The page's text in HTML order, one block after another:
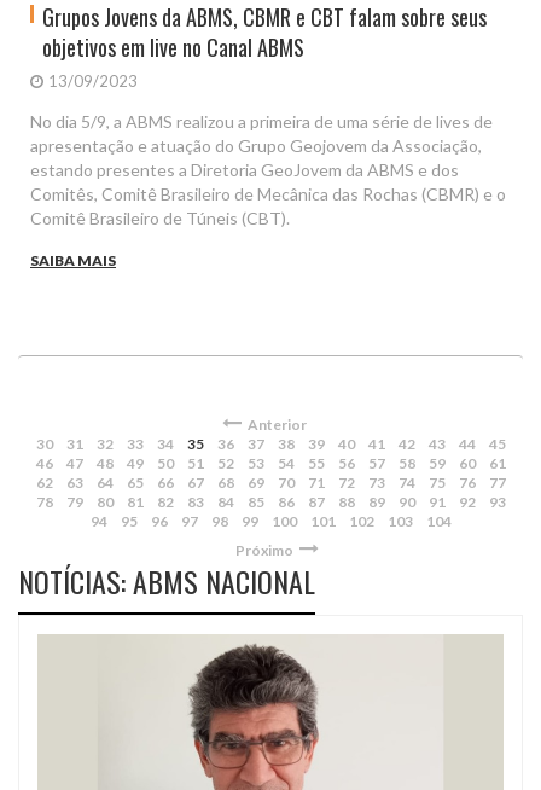
Grupos Jovens da ABMS, CBMR e CBT falam sobre seus
objetivos em live no Canal ABMS
13/09/2023
No dia 5/9, a ABMS realizou a primeira de uma série de lives de
apresentação e atuação do Grupo Geojovem da Associação,
estando presentes a Diretoria GeoJovem da ABMS e dos
Comitês, Comitê Brasileiro de Mecânica das Rochas (CBMR) e o
Comitê Brasileiro de Túneis (CBT).
SAIBA MAIS
Anterior
30
31 32 33 34 35 36 37 38 39 40 41 42 43 44
45
46
47 48 49 50 51 52 53 54 55 56 57 58 59 60
61
62
63 64 65 66 67 68 69 70 71 72 73 74 75 76
77
78
79 80 81 82 83 84 85 86 87 88 89 90 91 92
93
94
95 96 97 98 99 100 101 102 103
104
Próximo
NOTÍCIAS: ABMS NACIONAL